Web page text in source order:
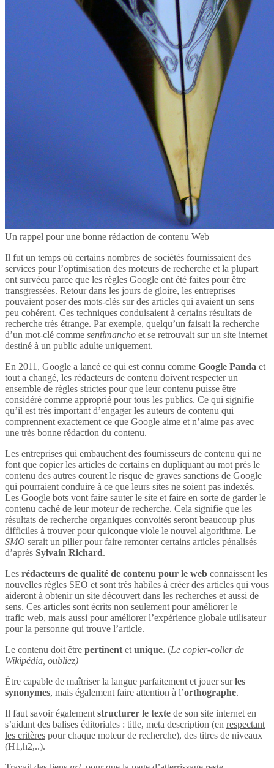
Un rappel pour une bonne rédaction de contenu Web
Il fut un temps où certains nombres de sociétés fournissaient des
services pour l’optimisation des moteurs de recherche et la plupart
ont survécu parce que les règles Google ont été faites pour être
transgressées. Retour dans les jours de gloire, les entreprises
pouvaient poser des mots-clés sur des articles qui avaient un sens
peu cohérent. Ces techniques conduisaient à certains résultats de
recherche très étrange. Par exemple, quelqu’un faisait la recherche
d’un mot-clé comme sentimancho et se retrouvait sur un site internet
destiné à un public adulte uniquement.
En 2011, Google a lancé ce qui est connu comme Google Panda et
tout a changé, les rédacteurs de contenu doivent respecter un
ensemble de règles strictes pour que leur contenu puisse être
considéré comme approprié pour tous les publics. Ce qui signifie
qu’il est très important d’engager les auteurs de contenu qui
comprennent exactement ce que Google aime et n’aime pas avec
une très bonne rédaction du contenu.
Les entreprises qui embauchent des fournisseurs de contenu qui ne
font que copier les articles de certains en dupliquant au mot près le
contenu des autres courent le risque de graves sanctions de Google
qui pourraient conduire à ce que leurs sites ne soient pas indexés.
Les Google bots vont faire sauter le site et faire en sorte de garder le
contenu caché de leur moteur de recherche. Cela signifie que les
résultats de recherche organiques convoités seront beaucoup plus
difficiles à trouver pour quiconque viole le nouvel algorithme. Le
SMO serait un pilier pour faire remonter certains articles pénalisés
d’après Sylvain Richard.
Les rédacteurs de qualité de contenu pour le web connaissent les
nouvelles règles SEO et sont très habiles à créer des articles qui vous
aideront à obtenir un site découvert dans les recherches et aussi de
sens. Ces articles sont écrits non seulement pour améliorer le
trafic web, mais aussi pour améliorer l’expérience globale utilisateur
pour la personne qui trouve l’article.
Le contenu doit être pertinent et unique. (Le copier-coller de
Wikipédia, oubliez)
Être capable de maîtriser la langue parfaitement et jouer surles
synonymes, mais également faire attention à l’orthographe.
Il faut savoir également structurer le texte de son site internet en
s’aidant des balises éditoriales : title, meta description (en respectant
les critères pour chaque moteur de recherche), des titres de niveaux
(H1,h2,..).